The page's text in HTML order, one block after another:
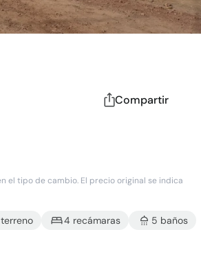
Compartir
el tipo de cambio. El precio original se indica
4 recámaras 5 baños